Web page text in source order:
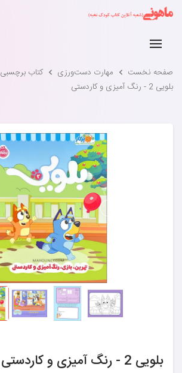
صفحه نخست مهارت‌ دست‌ورزی
کتاب برچسبی
بلویی 2 - رنگ آمیزی و کاردستی
بلویی 2 - رنگ آمیزی و کاردستی